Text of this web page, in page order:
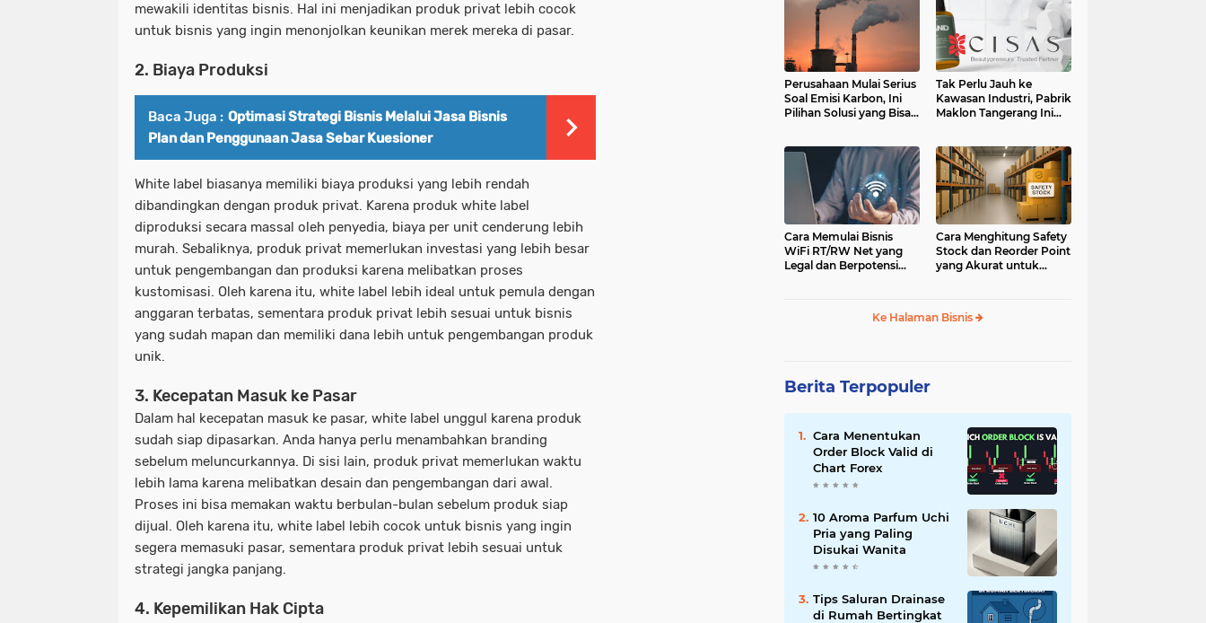
mewakili identitas bisnis. Hal ini menjadikan produk privat lebih cocok
untuk bisnis yang ingin menonjolkan keunikan merek mereka di pasar.
2. Biaya Produksi
Baca Juga : Optimasi Strategi Bisnis Melalui Jasa Bisnis
Plan dan Penggunaan Jasa Sebar Kuesioner
White label biasanya memiliki biaya produksi yang lebih rendah
dibandingkan dengan produk privat. Karena produk white label
diproduksi secara massal oleh penyedia, biaya per unit cenderung lebih
murah. Sebaliknya, produk privat memerlukan investasi yang lebih besar
untuk pengembangan dan produksi karena melibatkan proses
kustomisasi. Oleh karena itu, white label lebih ideal untuk pemula dengan
anggaran terbatas, sementara produk privat lebih sesuai untuk bisnis
yang sudah mapan dan memiliki dana lebih untuk pengembangan produk
unik.
3. Kecepatan Masuk ke Pasar
Dalam hal kecepatan masuk ke pasar, white label unggul karena produk
sudah siap dipasarkan. Anda hanya perlu menambahkan branding
sebelum meluncurkannya. Di sisi lain, produk privat memerlukan waktu
lebih lama karena melibatkan desain dan pengembangan dari awal.
Proses ini bisa memakan waktu berbulan-bulan sebelum produk siap
dijual. Oleh karena itu, white label lebih cocok untuk bisnis yang ingin
segera memasuki pasar, sementara produk privat lebih sesuai untuk
strategi jangka panjang.
4. Kepemilikan Hak Cipta
Perusahaan Mulai Serius
Soal Emisi Karbon, Ini
Pilihan Solusi yang Bisa
Tak Perlu Jauh ke
Kawasan Industri, Pabrik
Maklon Tangerang Ini
Cara Memulai Bisnis
WiFi RT/RW Net yang
Legal dan Berpotensi
Cara Menghitung Safety
Stock dan Reorder Point
yang Akurat untuk
Ke Halaman Bisnis
Berita Terpopuler
Cara Menentukan
Order Block Valid di
Chart Forex
10 Aroma Parfum Uchi
Pria yang Paling
Disukai Wanita
Tips Saluran Drainase
di Rumah Bertingkat